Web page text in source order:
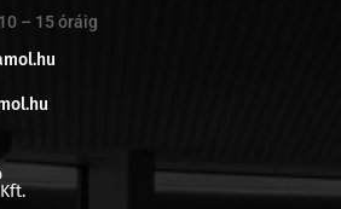
– 15 óráig